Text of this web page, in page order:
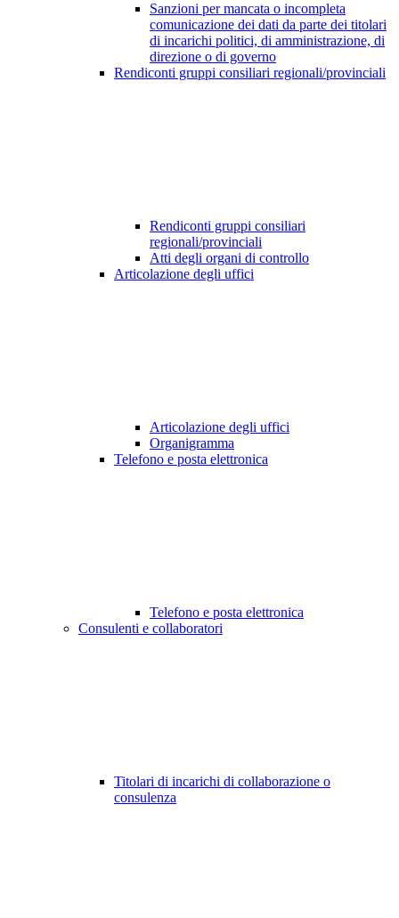
Sanzioni per mancata o incompleta
comunicazione dei dati da parte dei titolari
di incarichi politici, di amministrazione, di
direzione o di governo
Rendiconti gruppi consiliari regionali/provinciali
Rendiconti gruppi consiliari
regionali/provinciali
Atti degli organi di controllo
Articolazione degli uffici
Articolazione degli uffici
Organigramma
Telefono e posta elettronica
Telefono e posta elettronica
Consulenti e collaboratori
Titolari di incarichi di collaborazione o
consulenza